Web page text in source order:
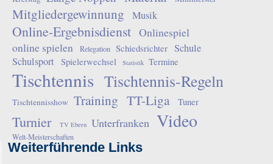
Mitgliedergewinnung Musik
Online-Ergebnisdienst Onlinespiel
online spielen
Relegation Schiedsrichter Schule
Schulsport
Spielerwechsel Statistik Termine
Tischtennis Tischtennis-Regeln
Tischtennisshow Training TT-Liga Tuner
Turnier TV Ebern Unterfranken Video
Welt-Meisterschaften
Weiterführende Links